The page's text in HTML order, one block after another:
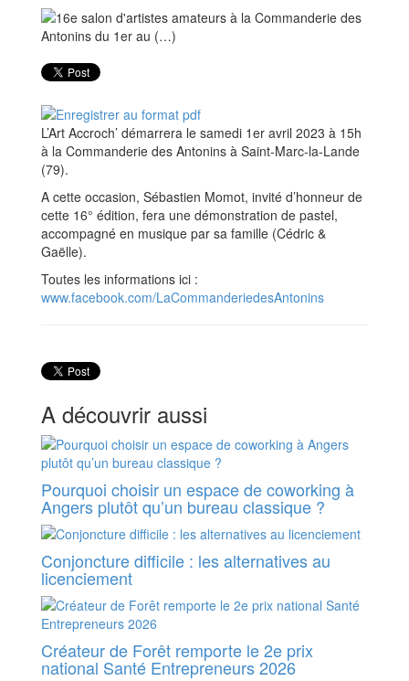
L’Art Accroch’ démarrera le samedi 1er avril 2023 à 15h
à la Commanderie des Antonins à Saint-Marc-la-Lande
(79).
A cette occasion, Sébastien Momot, invité d’honneur de
cette 16° édition, fera une démonstration de pastel,
accompagné en musique par sa famille (Cédric &
Gaëlle).
Toutes les informations ici :
www.facebook.com/LaCommanderiedesAntonins
A découvrir aussi
Pourquoi choisir un espace de coworking à
Angers plutôt qu’un bureau classique ?
Conjoncture difficile : les alternatives au
licenciement
Créateur de Forêt remporte le 2e prix
national Santé Entrepreneurs 2026